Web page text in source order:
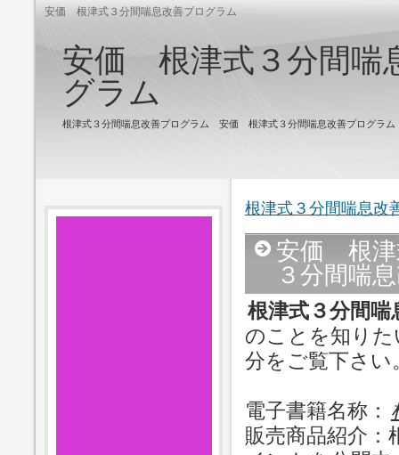
安価 根津式３分間喘息改善プログラム
安価 根津式３分間喘
グラム
根津式３分間喘息改善プログラム 安価 根津式３分間喘息改善プログラム
根津式３分間喘息改
安価 根津
３分間喘
根津式３分間
のことを知り
分をご覧下さい
電子書籍名称：
販売商品紹介：